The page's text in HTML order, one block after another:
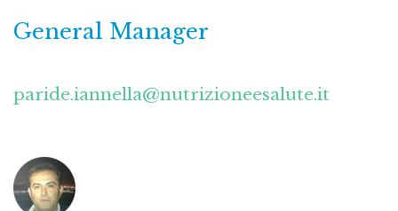
General Manager
paride.iannella@nutrizioneesalute.it